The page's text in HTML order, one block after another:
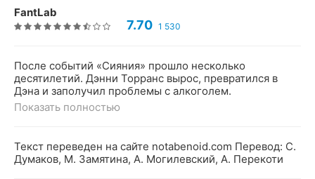
FantLab
7.70 1 530
После событий «Сияния» прошло несколько
десятилетий. Дэнни Торранс вырос, превратился в
Дэна и заполучил проблемы с алкоголем.
Показать полностью
Текст переведен на сайте notabenoid.com Перевод: С.
Думаков, М. Замятина, А. Могилевский, А. Перекоти